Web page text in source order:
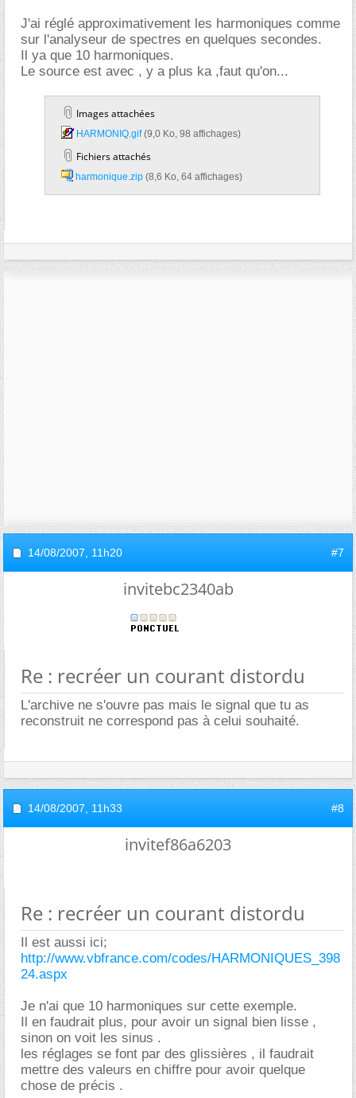
J'ai réglé approximativement les harmoniques comme
sur l'analyseur de spectres en quelques secondes.
Il ya que 10 harmoniques.
Le source est avec , y a plus ka ,faut qu'on...
Images attachées
HARMONIQ.gif‎ (9,0 Ko, 98 affichages)
Fichiers attachés
harmonique.zip‎ (8,6 Ko, 64 affichages)
14/08/2007, 11h20 #7
invitebc2340ab
Re : recréer un courant distordu
L'archive ne s'ouvre pas mais le signal que tu as
reconstruit ne correspond pas à celui souhaité.
14/08/2007, 11h33 #8
invitef86a6203
Re : recréer un courant distordu
Il est aussi ici;
http://www.vbfrance.com/codes/HARMONIQUES_398
24.aspx
Je n'ai que 10 harmoniques sur cette exemple.
Il en faudrait plus, pour avoir un signal bien lisse ,
sinon on voit les sinus .
les réglages se font par des glissières , il faudrait
mettre des valeurs en chiffre pour avoir quelque
chose de précis .